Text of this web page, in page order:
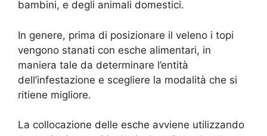
bambini, e degli animali domestici.
In genere, prima di posizionare il veleno i topi
vengono stanati con esche alimentari, in
maniera tale da determinare l’entità
dell’infestazione e scegliere la modalità che si
ritiene migliore.
La collocazione delle esche avviene utilizzando